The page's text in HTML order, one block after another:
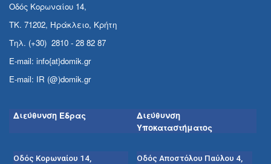
Οδός Κορωναίου 14,
ΤΚ. 71202, Ηράκλειο, Κρήτη
Τηλ. (+30) 2810 - 28 82 87
E-mail: info{at}domik.gr
E-mail: IR (@)domik.gr
Διεύθυνση Έδρας
Διεύθυνση
Υποκαταστήματος
Οδός Κορωναίου 14, Οδός Αποστόλου Παύλου 4,